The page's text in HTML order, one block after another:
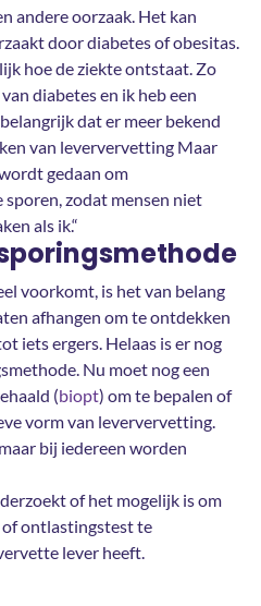
andere oorzaak. Het kan
door diabetes of obesitas.
hoe de ziekte ontstaat. Zo
diabetes en ik heb een
dat er meer bekend
van leververvetting Maar
gedaan om
zodat mensen niet
als ik.“
voorkomt, is het van belang
afhangen om te ontdekken
iets ergers. Helaas is er nog
Nu moet nog een
(biopt) om te bepalen of
vorm van leververvetting.
bij iedereen worden
of het mogelijk is om
ontlastingstest te
lever heeft.